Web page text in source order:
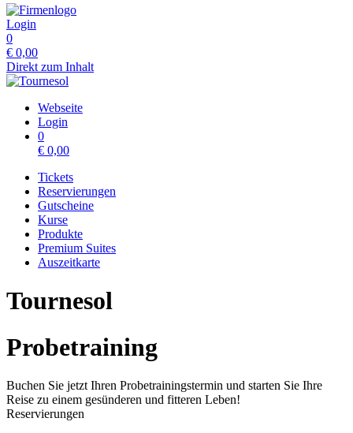
Login
0
€ 0,00
Direkt zum Inhalt
Webseite
Login
0
€ 0,00
Tickets
Reservierungen
Gutscheine
Kurse
Produkte
Premium Suites
Auszeitkarte
Tournesol
Probetraining
Buchen Sie jetzt Ihren Probetrainingstermin und starten Sie Ihre
Reise zu einem gesünderen und fitteren Leben!
Reservierungen